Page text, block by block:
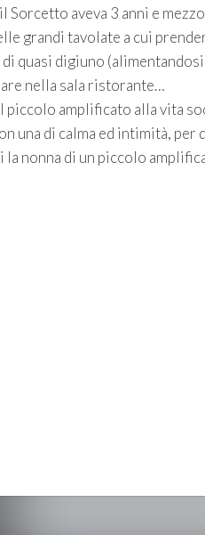
aveva 3 anni e
grandi tavolate a cui
quasi digiuno
nella sala ristorante…
amplificato alla vita
una di calma ed intimità,
nonna di un piccolo